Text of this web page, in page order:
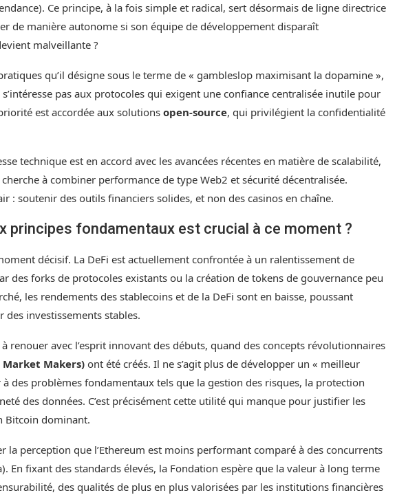
Ce principe, à la fois simple et radical, sert désormais de ligne directrice
de manière autonome si son équipe de développement disparaît
malveillante ?
qu’il désigne sous le terme de « gambleslop maximisant la dopamine »,
pas aux protocoles qui exigent une confiance centralisée inutile pour
est accordée aux solutions open-source, qui privilégient la confidentialité
technique est en accord avec les avancées récentes en matière de scalabilité,
à combiner performance de type Web2 et sécurité décentralisée.
: soutenir des outils financiers solides, et non des casinos en chaîne.
principes fondamentaux est crucial à ce moment ?
décisif. La DeFi est actuellement confrontée à un ralentissement de
des forks de protocoles existants ou la création de tokens de gouvernance peu
les rendements des stablecoins et de la DeFi sont en baisse, poussant
investissements stables.
renouer avec l’esprit innovant des débuts, quand des concepts révolutionnaires
Makers)ont été créés. Il ne s’agit plus de développer un « meilleur
à des problèmes fondamentaux tels que la gestion des risques, la protection
des données. C’est précisément cette utilité qui manque pour justifier les
Bitcoin dominant.
la perception que l’Ethereum est moins performant comparé à des concurrents
En fixant des standards élevés, la Fondation espère que la valeur à long terme
des qualités de plus en plus valorisées par les institutions financières